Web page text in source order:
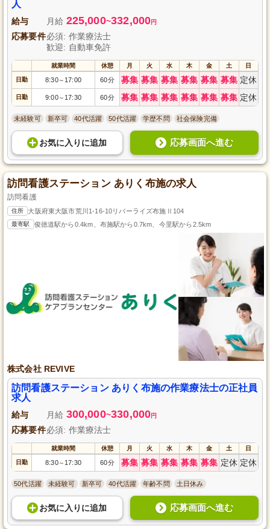
人
給与 月給 225,000~332,000円
応募要件必須: 作業療法士
歓迎: 自動車免許
就業時間 休憩 月 火 水 木 金 土 日
日勤 8:30～ 17:00 60分 募集 募集 募集 募集 募集 募集 定休
日勤 9:00～ 17:30 60分 募集 募集 募集 募集 募集 募集 定休
未経験可 新卒可 40代活躍 50代活躍 学歴不問 社会保険完備
お気に入り に追加 応募画面へ進む
訪問看護ステーション ありく布施の求人
訪問看護
住所 大阪府東大阪市荒川1-16-10リバーライズ布施Ⅱ104
最寄駅 俊徳道駅から0.4km、布施駅から0.7km、今里駅から2.5km
株式会社 REVIVE
訪問看護ステーション ありく布施の作業療法士の正社員
求人
給与 月給 300,000~330,000円
応募要件必須: 作業療法士
就業時間 休憩 月 火 水 木 金 土 日
日勤 8:30～ 17:30 60分 募集 募集 募集 募集 募集 定休 定休
50代活躍 未経験可 新卒可 40代活躍 年齢不問 土日休み
お気に入り に追加 応募画面へ進む